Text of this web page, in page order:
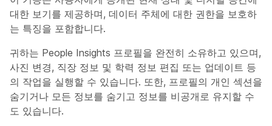
대한 보기를 제공하며, 데이터 주체에 대한 권한을 보호하
는 특징을 포함합니다.
귀하는 People Insights 프로필을 완전히 소유하고 있으며,
사진 변경, 직장 정보 및 학력 정보 편집 또는 업데이트 등
의 작업을 실행할 수 있습니다. 또한, 프로필의 개인 섹션을
숨기거나 모든 정보를 숨기고 정보를 비공개로 유지할 수
도 있습니다.